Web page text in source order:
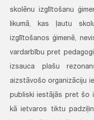
skolēnu izglītošanu
likumā, kas ļautu
izglītošanos ģimenē,
vardarbību pret
izsauca plašu
aizstāvošo organizāciju
publiski iestājās pret šo
kā ietvaros tiktu